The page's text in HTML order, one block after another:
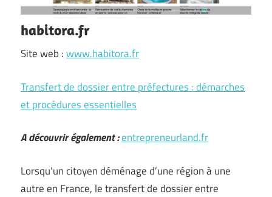
habitora.fr
Site web :www.habitora.fr
Transfert de dossier entre préfectures : démarches
et procédures essentielles
A découvrir également :entrepreneurland.fr
Lorsqu’un citoyen déménage d’une région à une
autre en France, le transfert de dossier entre